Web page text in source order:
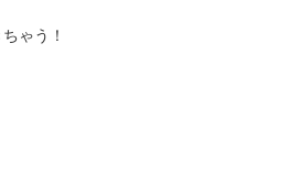
ゃう！